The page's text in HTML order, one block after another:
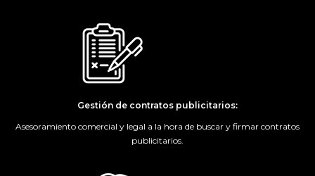
Gestión de contratos publicitarios:
Asesoramiento comercial y legal a la hora de buscar y firmar contratos
publicitarios.